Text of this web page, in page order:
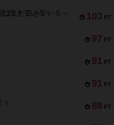
103 PT
まだ生きている～
97 PT
91 PT
91 PT
88 PT